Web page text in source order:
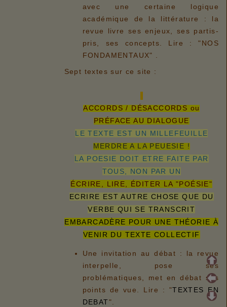
avec une certaine logique
académique de la littérature : la
revue livre ses enjeux, ses partis-
pris, ses concepts. Lire : "NOS
FONDAMENTAUX" .
Sept textes sur ce site :
ACCORDS / DÉSACCORDS ou
PRÉFACE AU DIALOGUE
LE TEXTE EST UN MILLEFEUILLE
MERDRE A LA PEUESIE !
LA POESIE DOIT ETRE FAITE PAR
TOUS, NON PAR UN
ÉCRIRE, LIRE, ÉDITER LA "POÉSIE"
ECRIRE EST AUTRE CHOSE QUE DU
VERBE QUI SE TRANSCRIT
EMBARCADÈRE POUR UNE THÉORIE À
VENIR DU TEXTE COLLECTIF
Une invitation au débat : la revue
interpelle, pose ses
problématiques, met en débat ses
points de vue. Lire : "TEXTES EN
DEBAT".